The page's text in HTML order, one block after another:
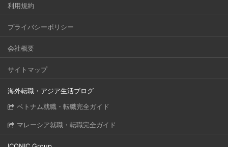
利用規約
プライバシーポリシー
会社概要
サイトマップ
海外転職・アジア生活ブログ
ベトナム就職・転職完全ガイド
マレーシア就職・転職完全ガイド